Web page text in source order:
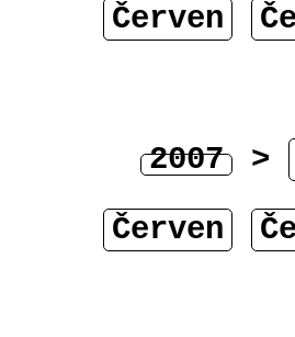
Červen
2007 >
Červen